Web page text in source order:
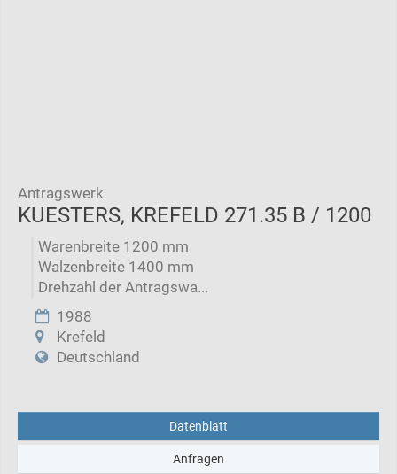
Antragswerk
KUESTERS, KREFELD 271.35 B / 1200
Warenbreite 1200 mm
Walzenbreite 1400 mm
Drehzahl der Antragswa...
1988
Krefeld
Deutschland
Datenblatt
Anfragen